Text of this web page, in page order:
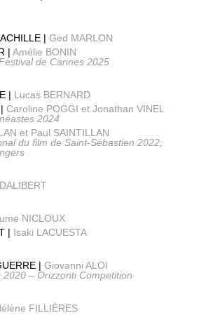
| Ged MARLON
| Amélie BONIN
de Cannes 2025
| Lucas BERNARD
Caroline POGGI et Jonathan VINEL
2024
et Paul SAINTILLAN
du film de Saint-Sébastien 2022;
NICLOUX
| Isaki LACUESTA
| Giovanni ALOI
2020 – Orizzonti Competition
FILLIÈRES